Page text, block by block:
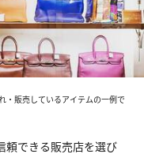
・販売しているアイテムの一例で
頼できる販売店を選び